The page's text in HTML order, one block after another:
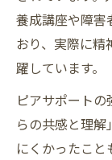
養成講座や障害
おり、実際に
躍しています。
ピアサポート
らの共感と理解
にくかったこ